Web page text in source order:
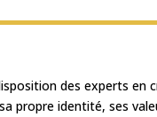
des experts en
propre identité, ses